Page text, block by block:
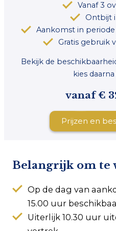
Vanaf 3
Ontbijt
Aankomst in
Gratis gebruik
Bekijk de
kies
vanaf €
Prijzen en
Belangrijk om te
Op de dag van
15.00 uur
Uiterlijk 10.30 uur